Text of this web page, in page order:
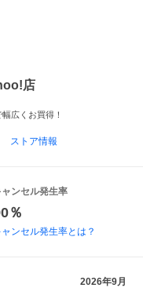
店
広くお買得！
ストア情報
ンセル発生率
％
ンセル発生率とは？
2026年9月